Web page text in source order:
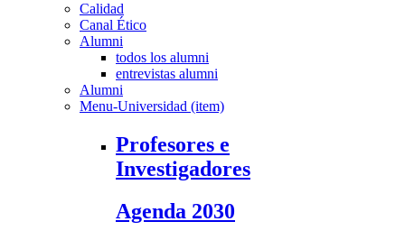
Calidad
Canal Ético
Alumni
todos los alumni
entrevistas alumni
Alumni
Menu-Universidad (item)
Profesores e
Investigadores
Agenda 2030